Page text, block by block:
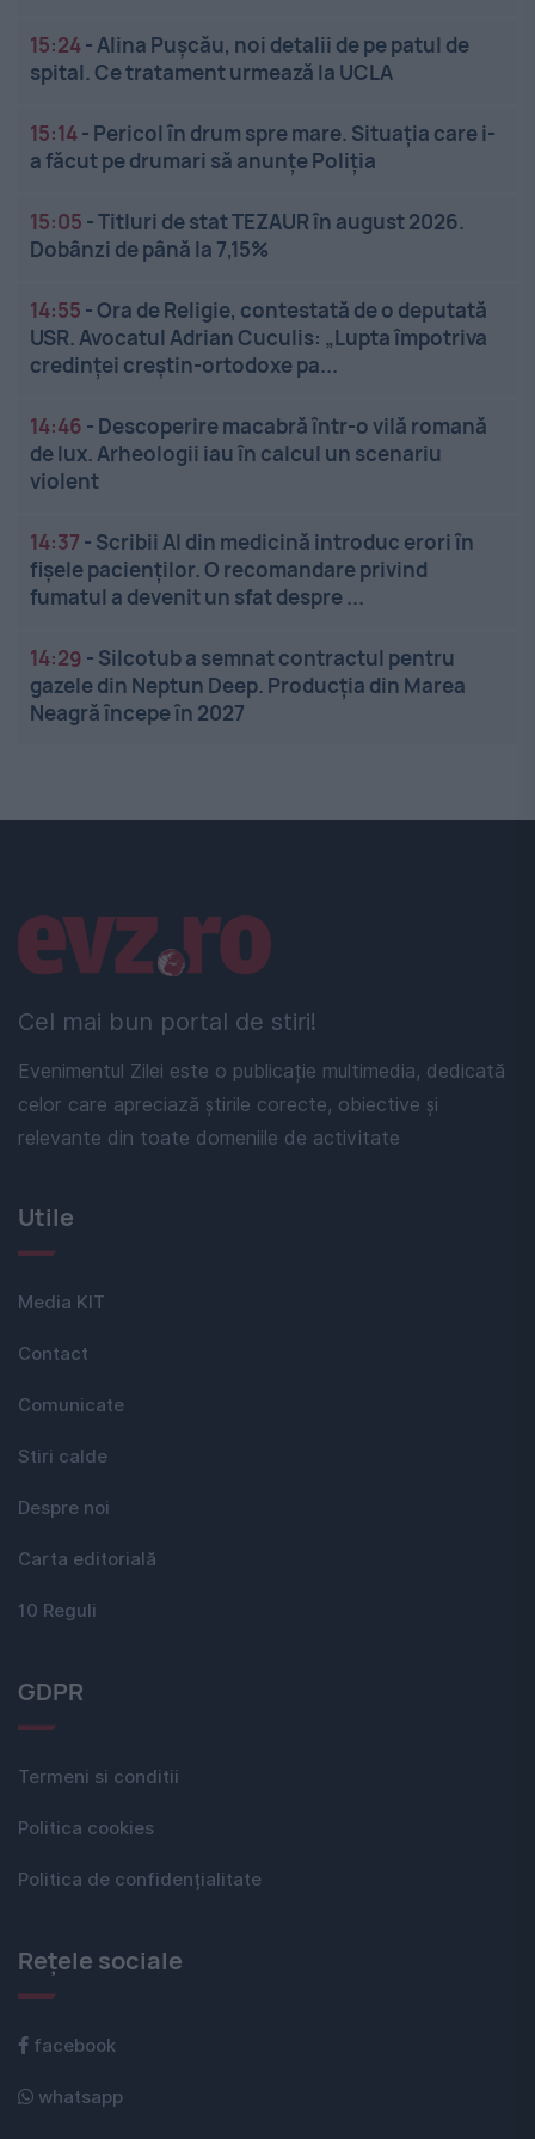
15:24-Alina Pușcău, noi detalii de pe patul de
spital. Ce tratament urmează la UCLA
15:14- Pericol în drum spre mare. Situația care i-
a făcut pe drumari să anunțe Poliția
15:05 -Titluri de stat TEZAUR în august 2026.
Dobânzi de până la 7,15%
14:55 -Ora de Religie, contestată de o deputată
USR. Avocatul Adrian Cuculis: „Lupta împotriva
credinței creștin-ortodoxe pa...
14:46 - Descoperire macabră într-o vilă romană
de lux. Arheologii iau în calcul un scenariu
violent
14:37 - Scribii AI din medicină introduc erori în
fișele pacienților. O recomandare privind
fumatul a devenit un sfat despre ...
14:29 - Silcotub a semnat contractul pentru
gazele din Neptun Deep. Producția din Marea
Neagră începe în 2027
Cel mai bun portal de stiri!
Evenimentul Zilei este o publicație multimedia, dedicată
celor care apreciază știrile corecte, obiective și
relevante din toate domeniile de activitate
Linkuri utile
Utile
Media KIT
Contact
Comunicate
Stiri calde
Despre noi
Carta editorială
10 Reguli
GDPR
Termeni si conditii
Politica cookies
Politica de confidențialitate
Rețele sociale
facebook
whatsapp